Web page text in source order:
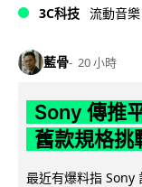
3C科技 流動音樂
藍骨 20 小時
Sony 傳推
舊款規格挑
最近有爆料指 Sony